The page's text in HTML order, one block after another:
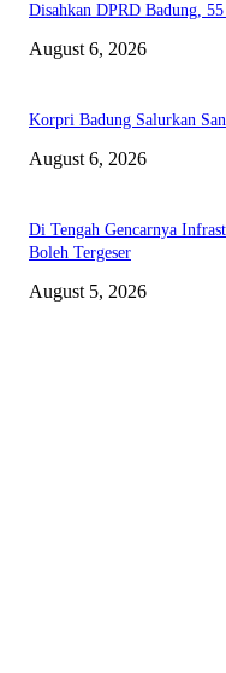
Disahkan DPRD Badung,
August 6, 2026
Korpri Badung Salurkan
August 6, 2026
Di Tengah Gencarnya
Boleh Tergeser
August 5, 2026